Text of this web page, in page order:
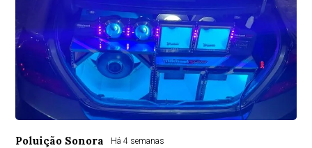
Poluição Sonora Há 4 semanas